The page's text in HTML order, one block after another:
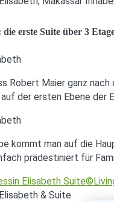
erste Suite über 3
Robert Maier ganz
der ersten Ebene
kommt man auf die
prädestiniert für
& Suite